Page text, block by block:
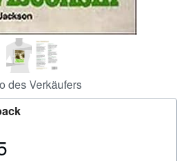
des Verkäufers